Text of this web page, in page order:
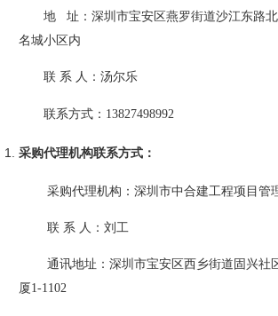
地
址：深圳市宝安区燕罗街道沙江东路
名城小区内
联 系 人：汤尔乐
联系方式： 13827498992
采购代理机构联系方式 ：
采购代理机构：深圳市中合建工程项目管
联 系 人：刘工
通讯地址：深圳市宝安区西乡街道固兴社
厦1-1102